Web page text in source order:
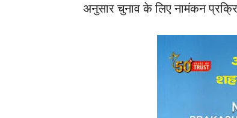
अनुसार चुनाव के लिए नामंकन